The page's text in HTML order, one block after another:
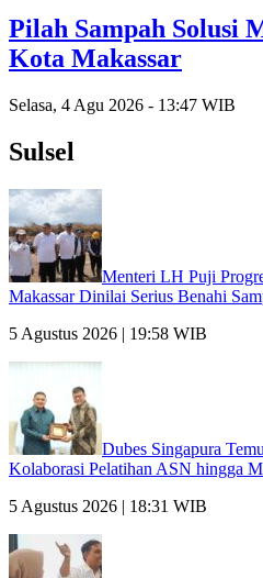
Pilah Sampah Solusi
Kota Makassar
Selasa, 4 Agu 2026 - 13:47 WIB
Sulsel
Menteri LH Puji
Makassar Dinilai Serius Benahi
5 Agustus 2026 | 19:58 WIB
Dubes Singapura
Kolaborasi Pelatihan ASN hingga
5 Agustus 2026 | 18:31 WIB